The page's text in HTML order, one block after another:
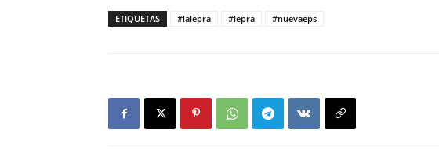
ETIQUETAS #lalepra #lepra #nuevaeps